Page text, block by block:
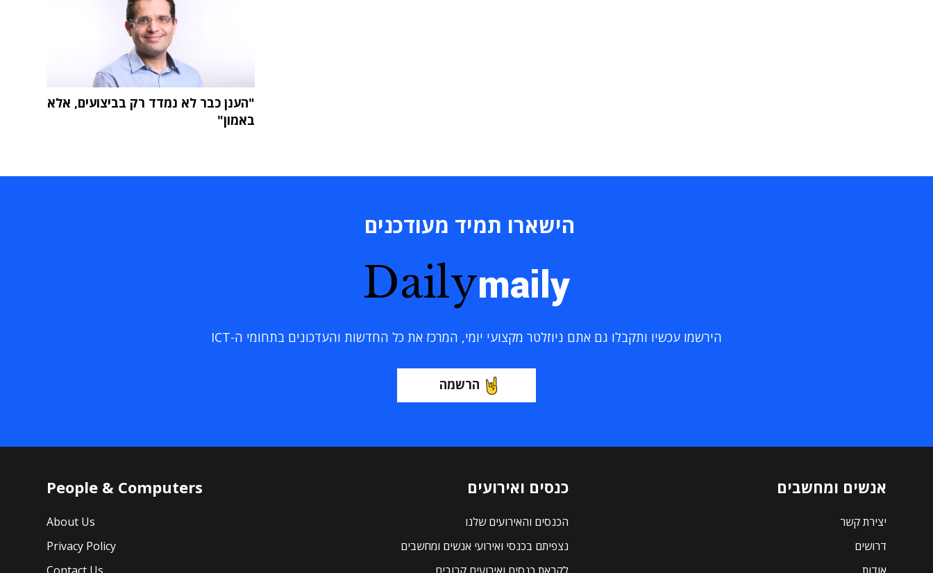
"הענן כבר לא נמדד רק בביצועים, אלא
באמון"
הישארו תמיד מעודכנים
Dailymaily
הירשמו עכשיו ותקבלו גם אתם ניוזלטר מקצועי יומי, המרכז את כל החדשות והעדכונים בתחומי ה-ICT
הרשמה
אנשים ומחשבים
יצירת קשר
דרושים
כנסים ואירועים
הכנסים והאירועים שלנו
נצפיתם בכנסי ואירועי אנשים ומחשבים
People & Computers
About Us
Privacy Policy